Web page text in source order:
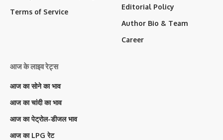
Terms of Service
Editorial Policy
Author Bio & Team
Career
आज के लाइव रेट्स
आज का सोने का भाव
आज का चांदी का भाव
आज का पेट्रोल-डीजल भाव
आज का LPG रेट